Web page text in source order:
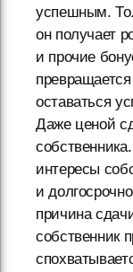
успешным.
он получает
и прочие
оставаться
Даже ценой
интересы
и
причина
собственник